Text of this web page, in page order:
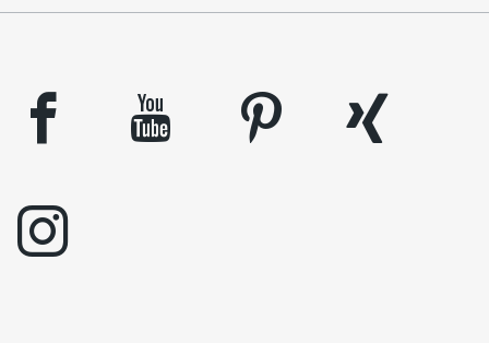
facebook youtube pinterest
xing
instagram